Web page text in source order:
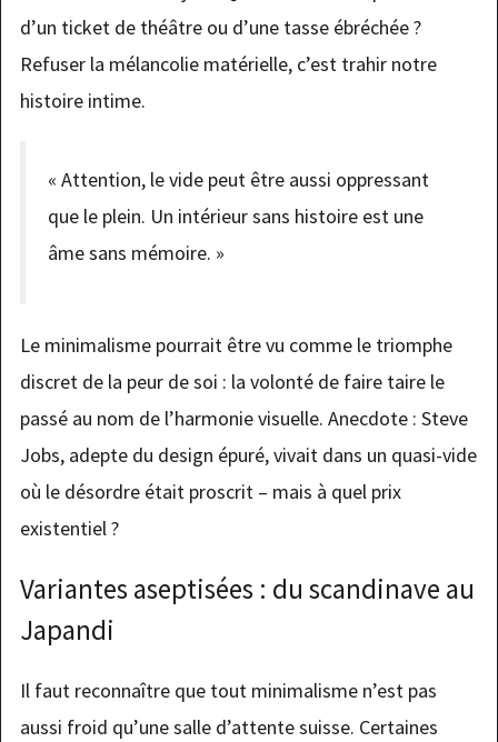
d’un ticket de théâtre ou d’une tasse ébréchée ?
Refuser la mélancolie matérielle, c’est trahir notre
histoire intime.
« Attention, le vide peut être aussi oppressant
que le plein. Un intérieur sans histoire est une
âme sans mémoire. »
Le minimalisme pourrait être vu comme le triomphe
discret de la peur de soi : la volonté de faire taire le
passé au nom de l’harmonie visuelle. Anecdote : Steve
Jobs, adepte du design épuré, vivait dans un quasi-vide
où le désordre était proscrit – mais à quel prix
existentiel ?
Variantes aseptisées : du scandinave au
Japandi
Il faut reconnaître que tout minimalisme n’est pas
aussi froid qu’une salle d’attente suisse. Certaines